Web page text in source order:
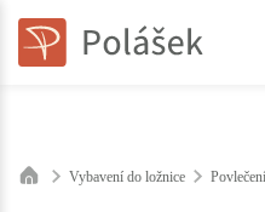
Vybavení do ložnice